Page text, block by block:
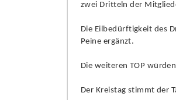
zwei Dritteln der
Die Eilbedürftigkeit des
Peine ergänzt.
Die weiteren TOP
Der Kreistag stimmt der